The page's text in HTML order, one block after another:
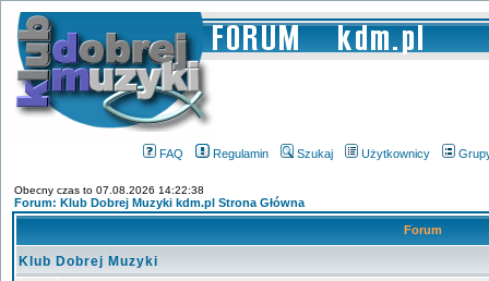
FAQ Regulamin Szukaj Użytkownicy
Obecny czas to 07.08.2026 14:22:38
Forum: Klub Dobrej Muzyki kdm.pl Strona Główna
Forum
Klub Dobrej Muzyki